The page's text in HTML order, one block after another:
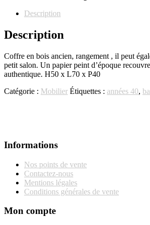
Description
Description
Coffre en bois ancien, rangement , il peut
petit salon. Un papier peint d’époque
authentique. H50 x L70 x P40
Catégorie : Mobilier Étiquettes : années 40,
Informations
Nos points de vente
Contactez-nous
Mentions légales
Conditions générales de vente
Mon compte